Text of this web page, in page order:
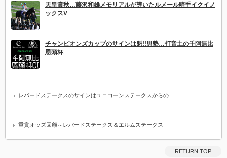
天皇賞秋…藤沢和雄メモリアルが導いたルメール騎手イクイノ
ックスV
チャンピオンズカップのサインは魁!!男塾…打音土の千阿無比
恩頭杯
レパードステークスのサインはユニコーンステークスからの…
重賞オッズ回顧～レパードステークス＆エルムステークス
RETURN TOP